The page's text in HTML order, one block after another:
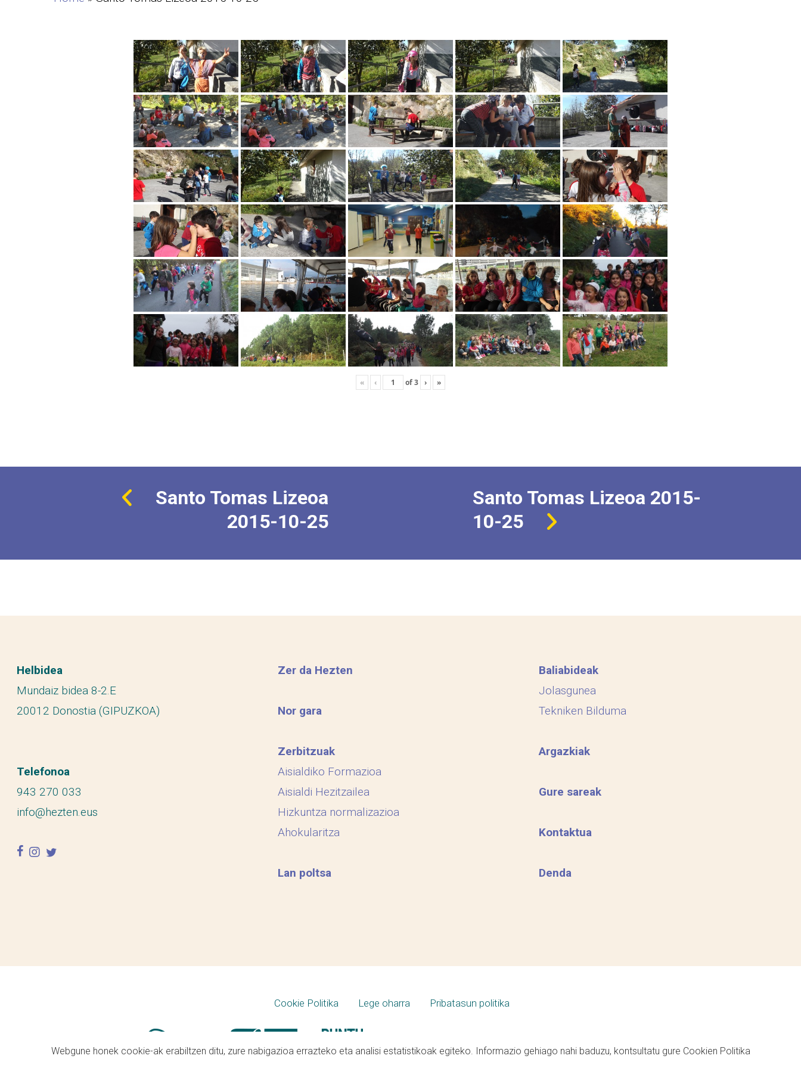
« ‹ of3 › »
Santo Tomas Lizeoa
2015-10-25
Santo Tomas Lizeoa 2015-
10-25
Helbidea
Mundaiz bidea 8-2.E
20012 Donostia (GIPUZKOA)
Telefonoa
943 270 033
info@hezten.eus
facebook
instagram
twitter
Zer da Hezten
Nor gara
Zerbitzuak
Aisialdiko Formazioa
Aisialdi Hezitzailea
Hizkuntza normalizazioa
Ahokularitza
Lan poltsa
Baliabideak
Jolasgunea
Tekniken Bilduma
Argazkiak
Gure sareak
Kontaktua
Denda
Cookie Politika Lege oharra Pribatasun politika
Webgune honek cookie-ak erabiltzen ditu, zure nabigazioa errazteko eta analisi estatistikoak egiteko. Informazio gehiago nahi baduzu, kontsultatu gure Cookien Politika